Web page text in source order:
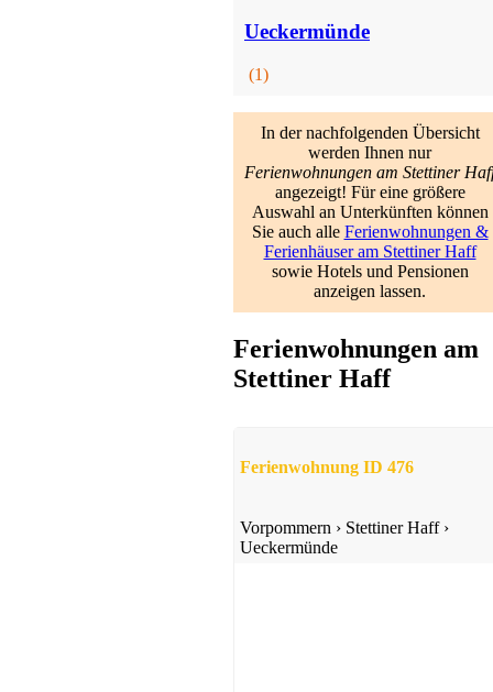
ab 35 EUR/Tag
Ferienwohnung
Wolgast-Mahlzow
ab 50 EUR/Tag
Zempin
ab 50 EUR/Tag
Ueckermünde
(1)
In der nachfolgenden Übersicht
werden Ihnen nur
Ferienwohnungen am Stettiner
angezeigt! Für eine größere
Auswahl an Unterkünften können
Sie auch alle Ferienwohnungen &
Ferienhäuser am Stettiner Haff
sowie Hotels und Pensionen
anzeigen lassen.
Ferienwohnungen am
Stettiner Haff
Ferienwohnung ID 476
Vorpommern › Stettiner Haff›
Ueckermünde